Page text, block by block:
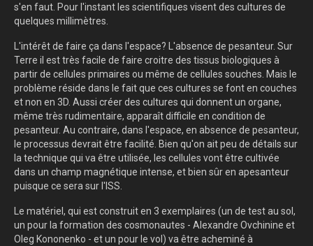
s'en faut. Pour l'instant les scientifiques visent des cultures de
quelques millimètres.
L'intérêt de faire ça dans l'espace? L'absence de pesanteur. Sur
Terre il est très facile de faire croitre des tissus biologiques à
partir de cellules primaires ou même de cellules souches. Mais le
problème réside dans le fait que ces cultures se font en couches
et non en 3D. Aussi créer des cultures qui donnent un organe,
même très rudimentaire, apparaît difficile en condition de
pesanteur. Au contraire, dans l'espace, en absence de pesanteur,
le processus devrait être facilité. Bien qu'on ait peu de détails sur
la technique qui va être utilisée, les cellules vont être cultivée
dans un champ magnétique intense, et bien sûr en apesanteur
puisque ce sera sur l'ISS.
Le matériel, qui est construit en 3 exemplaires (un de test au sol,
un pour la formation des cosmonautes - Alexandre Ovchinine et
Oleg Kononenko - et un pour le vol) va être acheminé à